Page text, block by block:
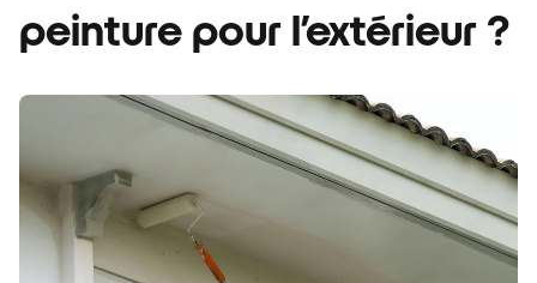
peinture pour l’extérieur ?